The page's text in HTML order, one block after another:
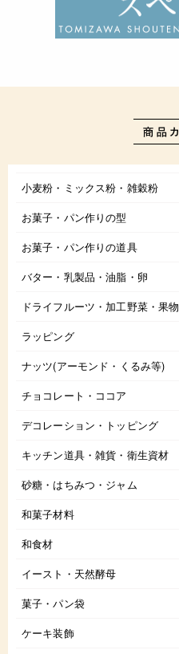
小麦粉・ミックス粉・雑穀粉
お菓子・パン作りの型
お菓子・パン作りの道具
バター・乳製品・油脂・卵
ドライフルーツ・加工野菜・果物
ラッピング
ナッツ(アーモンド・くるみ等)
チョコレート・ココア
デコレーション・トッピング
キッチン道具・雑貨・衛生資材
砂糖・はちみつ・ジャム
和菓子材料
和食材
イースト・天然酵母
菓子・パン袋
ケーキ装飾